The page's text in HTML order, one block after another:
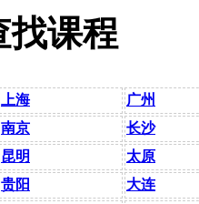
找课程
上海
广州
南京
长沙
昆明
太原
贵阳
大连